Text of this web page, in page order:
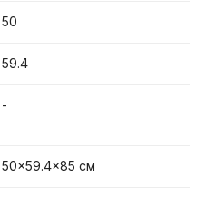
50
59.4
-
50x59.4x85 см